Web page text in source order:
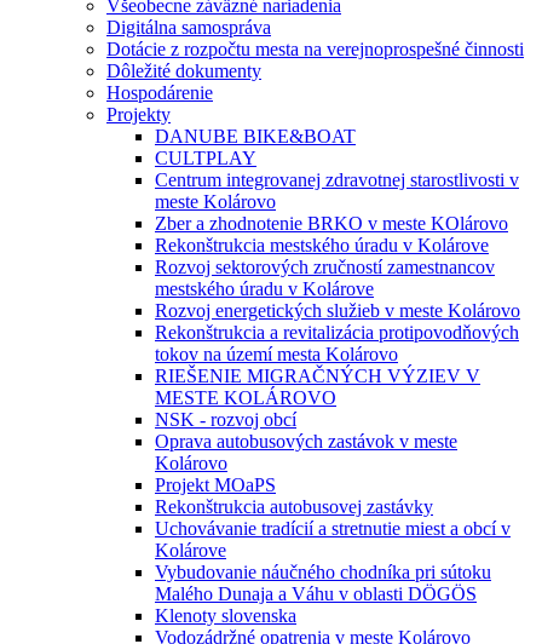
Všeobecne záväzné nariadenia
Digitálna samospráva
Dotácie z rozpočtu mesta na verejnoprospešné činnosti
Dôležité dokumenty
Hospodárenie
Projekty
DANUBE BIKE&BOAT
CULTPLAY
Centrum integrovanej zdravotnej starostlivosti v
meste Kolárovo
Zber a zhodnotenie BRKO v meste KOlárovo
Rekonštrukcia mestského úradu v Kolárove
Rozvoj sektorových zručností zamestnancov
mestského úradu v Kolárove
Rozvoj energetických služieb v meste Kolárovo
Rekonštrukcia a revitalizácia protipovodňových
tokov na území mesta Kolárovo
RIEŠENIE MIGRAČNÝCH VÝZIEV V
MESTE KOLÁROVO
NSK - rozvoj obcí
Oprava autobusových zastávok v meste
Kolárovo
Projekt MOaPS
Rekonštrukcia autobusovej zastávky
Uchovávanie tradícií a stretnutie miest a obcí v
Kolárove
Vybudovanie náučného chodníka pri sútoku
Malého Dunaja a Váhu v oblasti DÖGÖS
Klenoty slovenska
Vodozádržné opatrenia v meste Kolárovo